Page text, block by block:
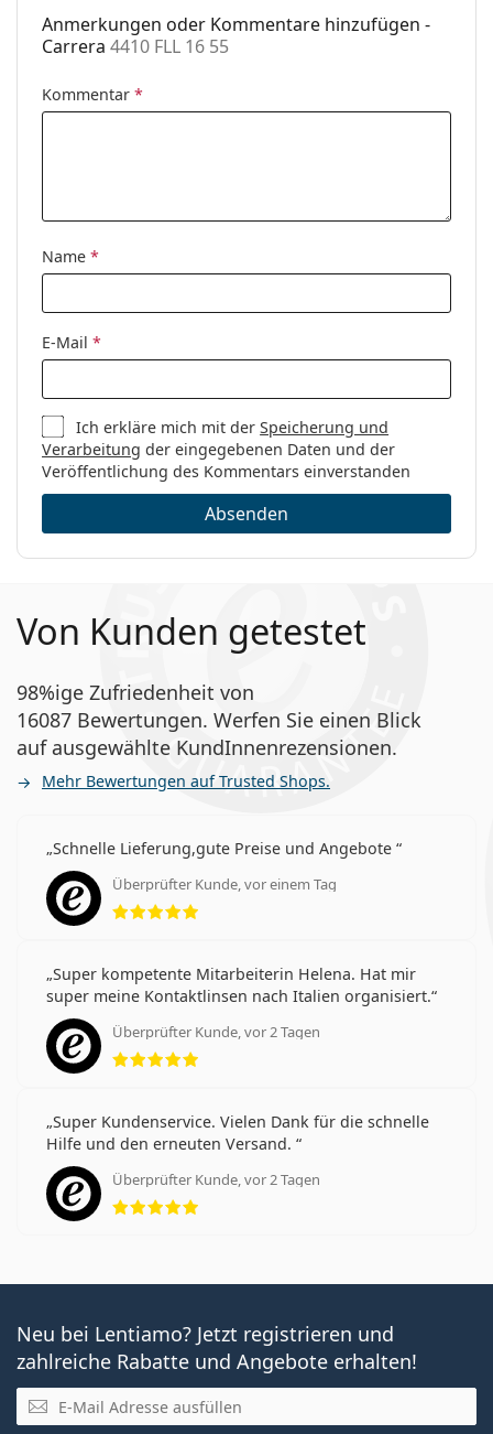
Reinigungstuch: Ja
Sex:
Herren
Code:
4410 FLL 16 55
Anmerkungen oder Kommentare hinzufügen -
Carrera 4410 FLL 16 55
Kommentar *
Name *
E-Mail *
Ich erkläre mich mit derSpeicherung und
Verarbeitung der eingegebenen Daten und der
Veröffentlichung des Kommentars einverstanden
Absenden
Von Kunden getestet
98%ige Zufriedenheit von
16087 Bewertungen. Werfen Sie einen Blick
auf ausgewählte KundInnenrezensionen.
Mehr Bewertungen auf Trusted Shops.
Schnelle Lieferung,gute Preise und Angebote
Überprüfter Kunde, vor einem Tag
Bewertung 5 aus 5
Super kompetente Mitarbeiterin Helena. Hat mir
super meine Kontaktlinsen nach Italien organisiert.
Überprüfter Kunde, vor 2 Tagen
Bewertung 5 aus 5
Super Kundenservice. Vielen Dank für die schnelle
Hilfe und den erneuten Versand.
Überprüfter Kunde, vor 2 Tagen
Bewertung 5 aus 5
Neu bei Lentiamo? Jetzt registrieren und
zahlreiche Rabatte und Angebote erhalten!
E-Mail